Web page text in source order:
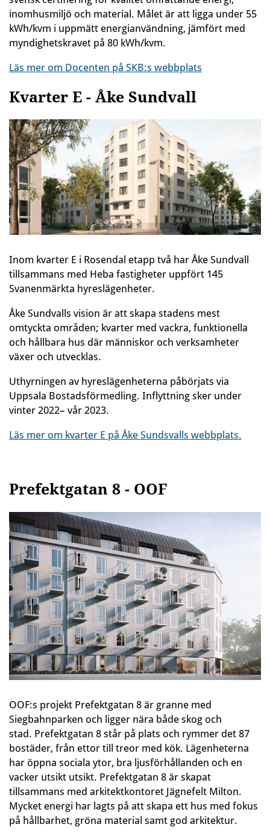
inomhusmiljö och material. Målet är att ligga under 55
kWh/kvm i uppmätt energianvändning, jämfört med
myndighetskravet på 80 kWh/kvm.
Läs mer om Docenten på SKB:s webbplats
Kvarter E - Åke Sundvall
Inom kvarter E i Rosendal etapp två har Åke Sundvall
tillsammans med Heba fastigheter uppfört 145
Svanenmärkta hyreslägenheter.
Åke Sundvalls vision är att skapa stadens mest
omtyckta områden; kvarter med vackra, funktionella
och hållbara hus där människor och verksamheter
växer och utvecklas.
Uthyrningen av hyreslägenheterna påbörjats via
Uppsala Bostadsförmedling. Inflyttning sker under
vinter 2022– vår 2023.
Läs mer om kvarter E på Åke Sundsvalls webbplats.
Prefektgatan 8 - OOF
OOF:s projekt Prefektgatan 8 är granne med
Siegbahnparken och ligger nära både skog och
stad. Prefektgatan 8 står på plats och rymmer det 87
bostäder, från ettor till treor med kök. Lägenheterna
har öppna sociala ytor, bra ljusförhållanden och en
vacker utsikt utsikt. Prefektgatan 8 är skapat
tillsammans med arkitektkontoret Jägnefelt Milton.
Mycket energi har lagts på att skapa ett hus med fokus
på hållbarhet, gröna material samt god arkitektur.